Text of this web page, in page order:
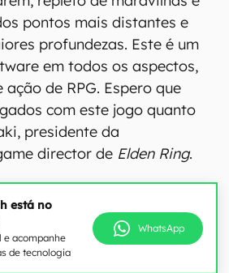
pontos mais distantes e
profundezas. Este é um
em todos os aspectos,
de RPG. Espero que
com este jogo quanto
presidente da
director de Elden Ring.
está no
e acompanhe
de tecnologia
WhatsApp